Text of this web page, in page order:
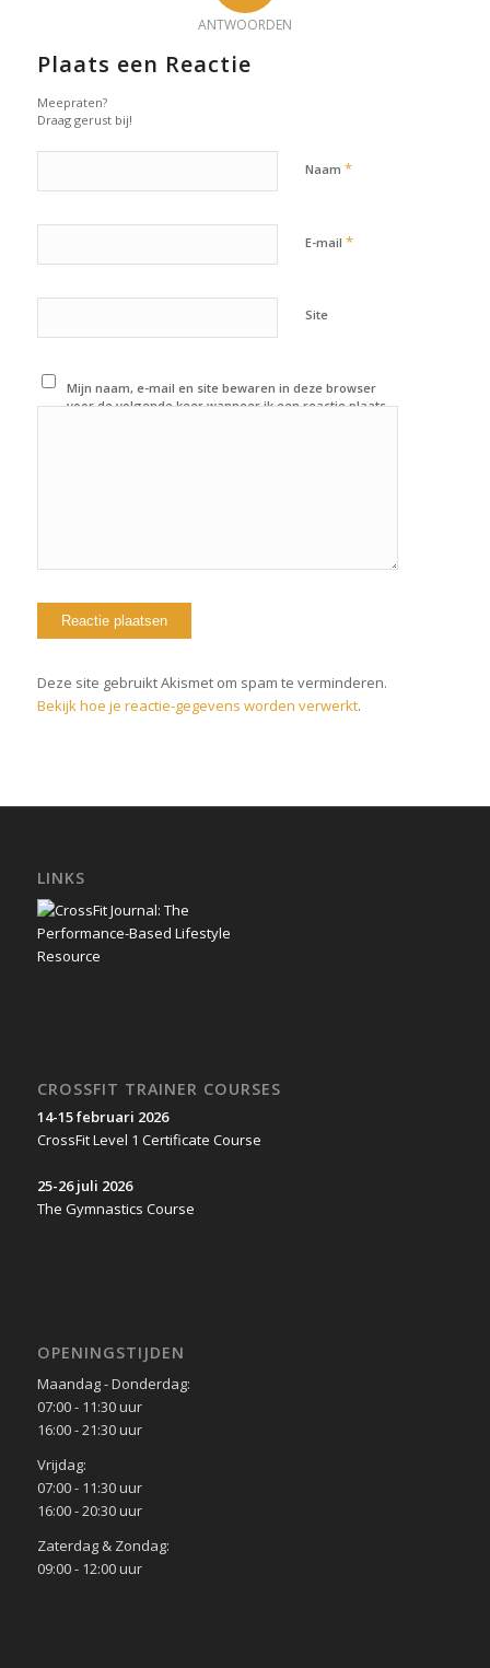
ANTWOORDEN
Plaats een Reactie
Meepraten?
Draag gerust bij!
Naam *
E-mail *
Site
Mijn naam, e-mail en site bewaren in deze browser
voor de volgende keer wanneer ik een reactie plaats.
Deze site gebruikt Akismet om spam te verminderen.
Bekijk hoe je reactie-gegevens worden verwerkt.
LINKS
CROSSFIT TRAINER COURSES
14-15 februari 2026
CrossFit Level 1 Certificate Course
25-26 juli 2026
The Gymnastics Course
OPENINGSTIJDEN
Maandag - Donderdag:
07:00 - 11:30 uur
16:00 - 21:30 uur
Vrijdag:
07:00 - 11:30 uur
16:00 - 20:30 uur
Zaterdag & Zondag:
09:00 - 12:00 uur